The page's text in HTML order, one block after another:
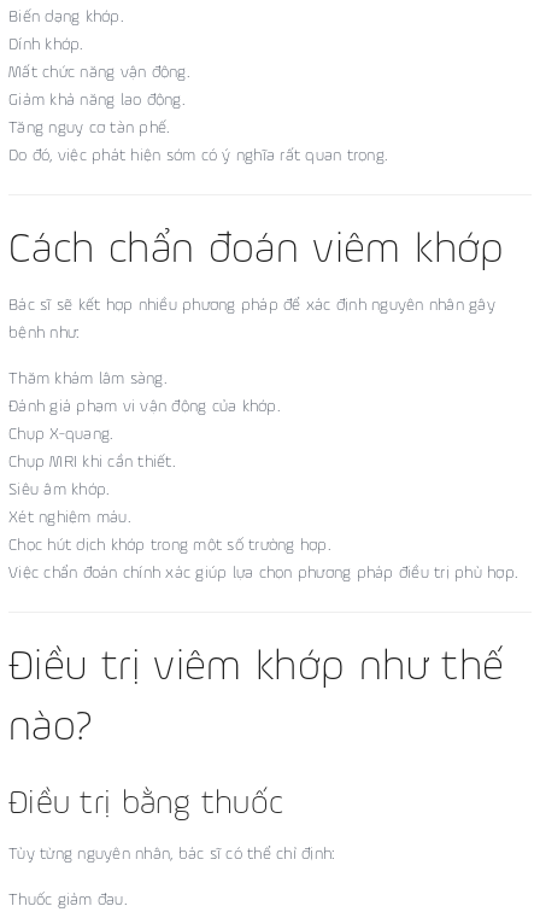
Biến dạng khớp.
Dính khớp.
Mất chức năng vận động.
Giảm khả năng lao động.
Tăng nguy cơ tàn phế.
Do đó, việc phát hiện sớm có ý nghĩa rất quan trọng.
Cách chẩn đoán viêm khớp
Bác sĩ sẽ kết hợp nhiều phương pháp để xác định nguyên nhân gây
bệnh như:
Thăm khám lâm sàng.
Đánh giá phạm vi vận động của khớp.
Chụp X-quang.
Chụp MRI khi cần thiết.
Siêu âm khớp.
Xét nghiệm máu.
Chọc hút dịch khớp trong một số trường hợp.
Việc chẩn đoán chính xác giúp lựa chọn phương pháp điều trị phù hợp.
Điều trị viêm khớp như thế
nào?
Điều trị bằng thuốc
Tùy từng nguyên nhân, bác sĩ có thể chỉ định:
Thuốc giảm đau.